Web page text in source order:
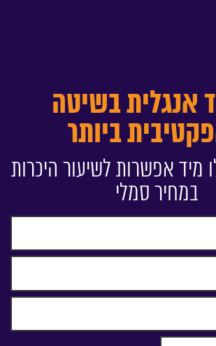
אנגלית בשיטה
ביותר
מיד אפשרות לשיעור היכרות
במחיר סמלי